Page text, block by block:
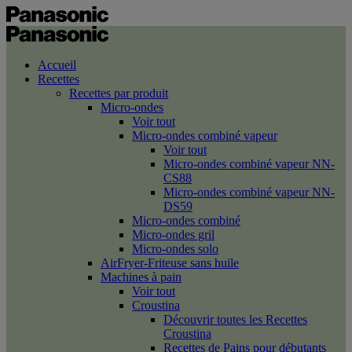
Accueil
Recettes
Recettes par produit
Micro-ondes
Voir tout
Micro-ondes combiné vapeur
Voir tout
Micro-ondes combiné vapeur NN-
CS88
Micro-ondes combiné vapeur NN-
DS59
Micro-ondes combiné
Micro-ondes gril
Micro-ondes solo
AirFryer-Friteuse sans huile
Machines à pain
Voir tout
Croustina
Découvrir toutes les Recettes
Croustina
Recettes de Pains pour débutants